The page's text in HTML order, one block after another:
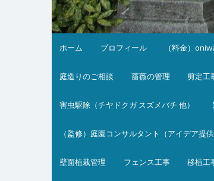
ホーム プロフィール （料金）
庭造りのご相談 薔薇の管理 剪定工
害虫駆除（チヤドクガ スズメバチ 他）
（監修）庭園コンサルタント（アイデア提供
壁面植栽管理 フェンス工事 移植工